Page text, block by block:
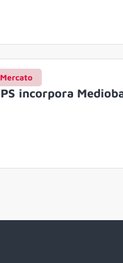
Mercato
incorpora